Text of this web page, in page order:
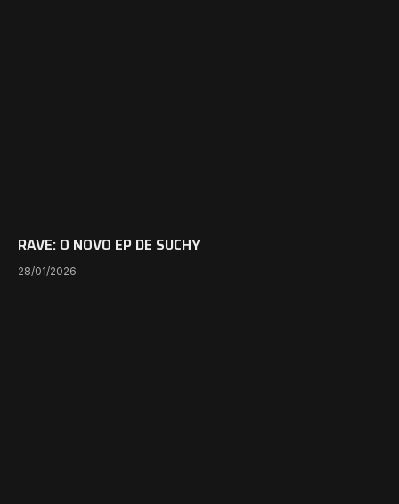
RAVE: O NOVO EP DE SUCHY
28/01/2026